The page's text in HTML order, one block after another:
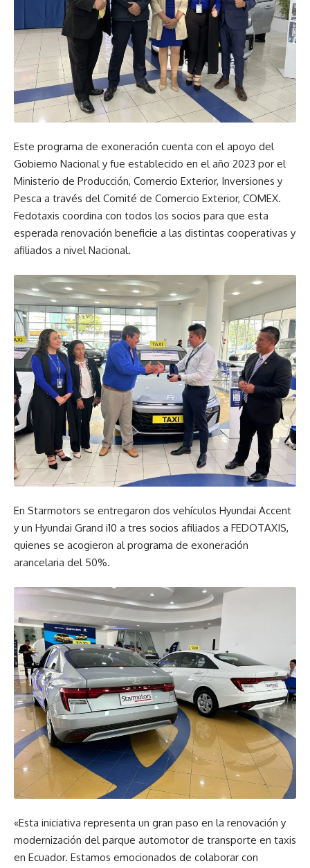
Este programa de exoneración cuenta con el apoyo del
Gobierno Nacional y fue establecido en el año 2023 por el
Ministerio de Producción, Comercio Exterior, Inversiones y
Pesca a través del Comité de Comercio Exterior, COMEX.
Fedotaxis coordina con todos los socios para que esta
esperada renovación beneficie a las distintas cooperativas y
afiliados a nivel Nacional.
En Starmotors se entregaron dos vehículos Hyundai Accent
y un Hyundai Grand i10 a tres socios afiliados a FEDOTAXIS,
quienes se acogieron al programa de exoneración
arancelaria del 50%.
«Esta iniciativa representa un gran paso en la renovación y
modernización del parque automotor de transporte en taxis
en Ecuador. Estamos emocionados de colaborar con